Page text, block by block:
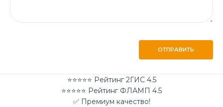
ОТПРАВИТЬ
⭐⭐⭐⭐⭐ Рейтинг 2ГИС 4.5
⭐⭐⭐⭐⭐ Рейтинг ФЛАМП 4.5
✅ Премиум качество!